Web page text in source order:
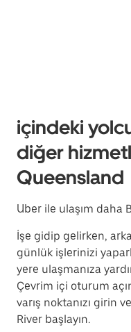
içindeki
diğer
Queensland
Uber ile ulaşım daha
İşe gidip gelirken,
günlük işlerinizi
yere ulaşmanıza
Çevrim içi oturum
varış noktanızı girin
River başlayın.